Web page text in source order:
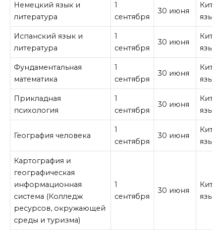
Немецкий язык и
литература
1
сентября
30 июня
язык
Испанский язык и
литература
1
сентября
30 июня
язык
Фундаментальная
математика
1
сентября
30 июня
язык
Прикладная
психология
1
сентября
30 июня
язык
География человека
1
сентября
30 июня
язык
Картография и
географическая
информационная
система (Колледж
ресурсов, окружающей
среды и туризма)
1
сентября
30 июня
язык